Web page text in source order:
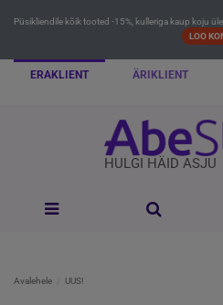
Püsikliendile kõik tooted -15%, kulleriga kaup koju
LOO
ERAKLIENT ÄRIKLIENT
HULGI HÄID ASJU
Avalehele UUS!